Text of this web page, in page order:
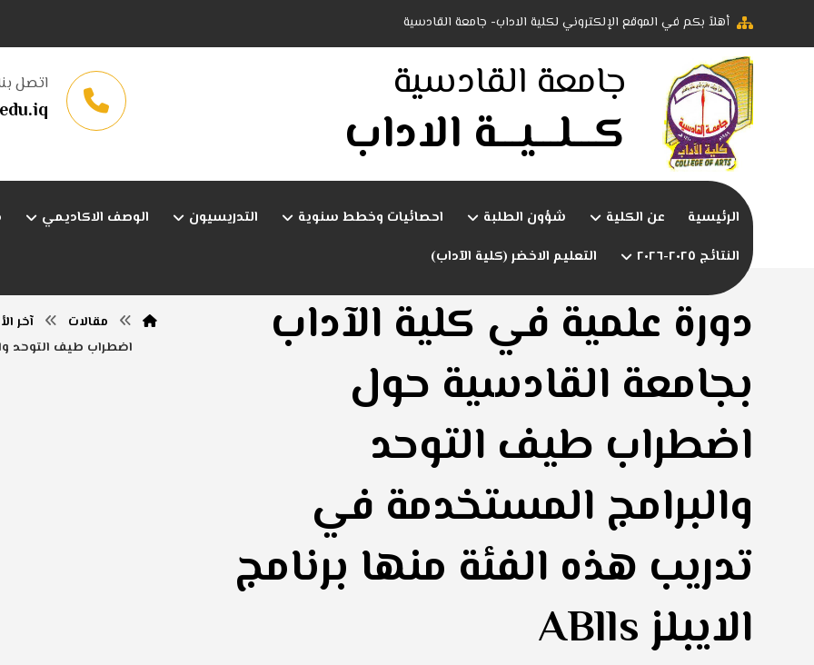
أهلاً بكم في الموقع الإلكتروني لكلية الاداب- جامعة القادسية
جامعة القادسية
كـــلـــيـــة الاداب
اتصل
الرئيسية عن الكلية شؤون الطلبة احصائيات وخطط سنوية التدريسيون الوصف الاكاديمي
النتائج ٢٠٢٥-٢٠٢٦
التعليم الاخضر (كلية الآداب)
دورة علمية في كلية الآداب
بجامعة القادسية حول
اضطراب طيف التوحد
والبرامج المستخدمة في
تدريب هذه الفئة منها برنامج
الايبلز ABlls
مقالات
آخر
اضطراب طيف التوحد